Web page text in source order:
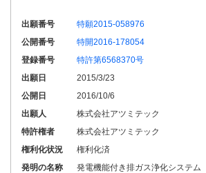
出願番号
特願2015-058976
公開番号
特開2016-178054
登録番号
特許第6568370号
出願日
2015/3/23
公開日
2016/10/6
出願人
株式会社アツミテック
特許権者
株式会社アツミテック
権利化状況
権利化済
発明の名称
発電機能付き排ガス浄化システム